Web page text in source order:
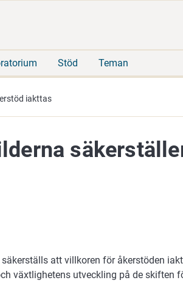
Stöd Teman
iakttas
att villkoren för åkerstöden
växtlighetens utveckling på de skiften